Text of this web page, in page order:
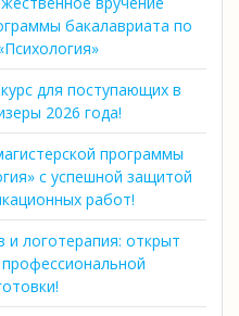
бакалавриата по
для поступающих в
2026 года!
программы
с успешной защитой
работ!
и логотерапия: открыт